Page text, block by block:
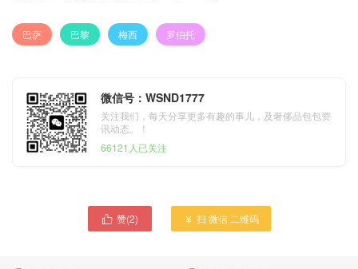
巴萨 巴黎 梅西 罗伯托
微信号：WSND1777
关注我们，每天分享更多有趣的事儿，及奢侈品包包资
讯动态。！
66121人已关注
 赞(2)  扫 微信 二维码
济南市一施工工地突然塌方
美国一名自学成才柔体杂技